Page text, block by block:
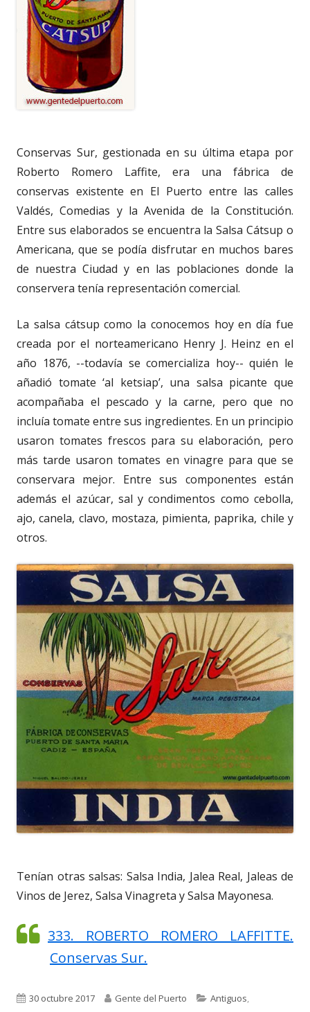
Conservas Sur, gestionada en su última etapa por
Roberto Romero Laffite, era una fábrica de
conservas existente en El Puerto entre las calles
Valdés, Comedias y la Avenida de la Constitución.
Entre sus elaborados se encuentra la Salsa Cátsup o
Americana, que se podía disfrutar en muchos bares
de nuestra Ciudad y en las poblaciones donde la
conservera tenía representación comercial.
La salsa cátsup como la conocemos hoy en día fue
creada por el norteamericano Henry J. Heinz en el
año 1876, --todavía se comercializa hoy-- quién le
añadió tomate ‘al ketsiap’, una salsa picante que
acompañaba el pescado y la carne, pero que no
incluía tomate entre sus ingredientes. En un principio
usaron tomates frescos para su elaboración, pero
más tarde usaron tomates en vinagre para que se
conservara mejor. Entre sus componentes están
además el azúcar, sal y condimentos como cebolla,
ajo, canela, clavo, mostaza, pimienta, paprika, chile y
otros.
Tenían otras salsas: Salsa India, Jalea Real, Jaleas de
Vinos de Jerez, Salsa Vinagreta y Salsa Mayonesa.
333. ROBERTO ROMERO LAFFITTE.
Conservas Sur.
Publicado
30 octubre 2017 Autor
Gente del Puerto Categorías
Antiguos,